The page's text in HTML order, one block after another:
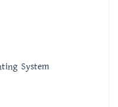
System